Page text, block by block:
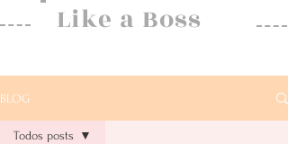
Like a Boss
BLOG
Todos posts